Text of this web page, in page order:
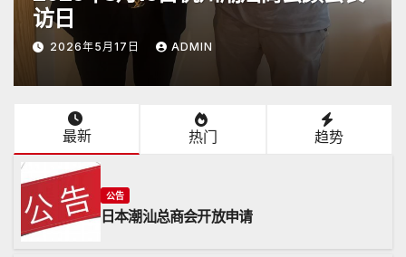
访日
2026年5月17日 ADMIN
最新 热门 趋势
公告
日本潮汕总商会开放申请